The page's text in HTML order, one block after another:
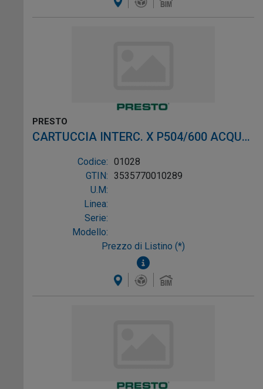
PRESTO
CARTUCCIA INTERC. X P504/600 ACQUA
Codice: 01028
GTIN: 3535770010289
U.M:
Linea:
Serie:
Modello:
Prezzo di Listino (*)